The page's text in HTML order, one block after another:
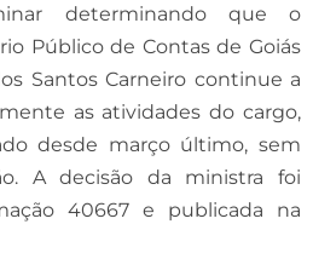
determinando que o
Público de Contas de Goiás
Santos Carneiro continue a
as atividades do cargo,
desde março último, sem
A decisão da ministra foi
40667 e publicada na